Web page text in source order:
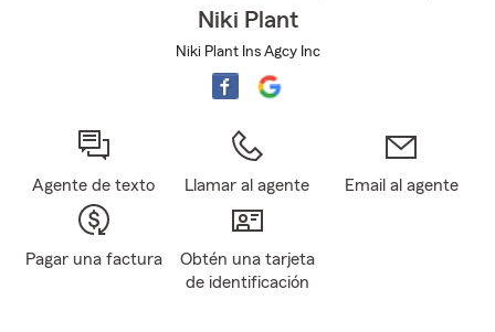
Niki Plant
Niki Plant Ins Agcy Inc
Agente de texto Llamar al agente Email al agente
Pagar una factura
Obtén una tarjeta
de identificación